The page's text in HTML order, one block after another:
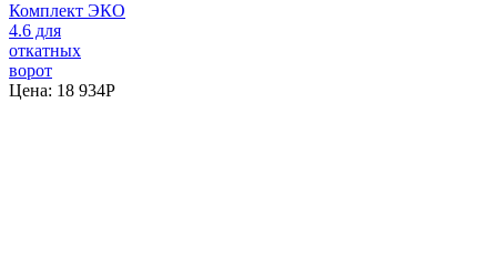
Комплект ЭКО
4.6 для
откатных
ворот
Цена: 18 934P